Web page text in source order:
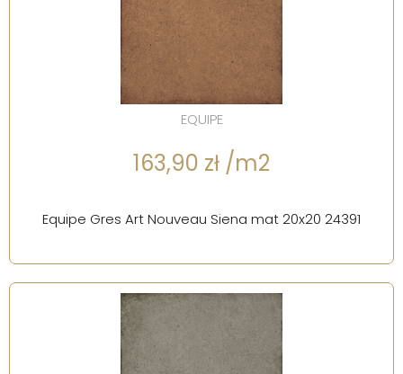
EQUIPE
163,90 zł /m2
Equipe Gres Art Nouveau Siena mat 20x20 24391